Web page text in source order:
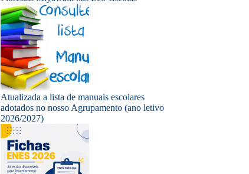
Atualizada a lista de manuais escolares
adotados no nosso Agrupamento (ano letivo
2026/2027)